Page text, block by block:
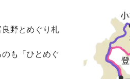
野とめぐり札
も「ひとめぐ